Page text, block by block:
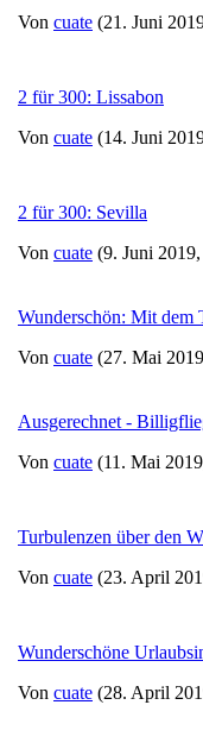
Von cuate (21. Juni
2 für 300: Lissabon
Von cuate (14. Juni
2 für 300: Sevilla
Von cuate (9. Juni
Wunderschön: Mit dem
Von cuate (27. Mai
Ausgerechnet -
Von cuate (11. Mai
Turbulenzen über den
Von cuate (23. April
Wunderschöne
Von cuate (28. April